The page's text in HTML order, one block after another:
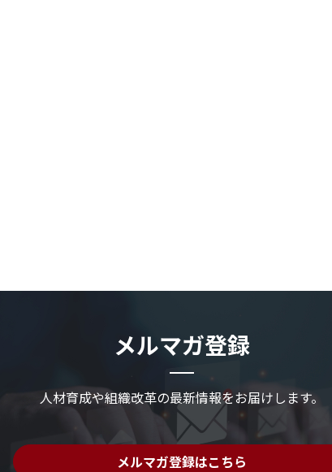
メルマガ登録
人材育成や組織改革の最新情報をお届けします。
メルマガ登録はこちら